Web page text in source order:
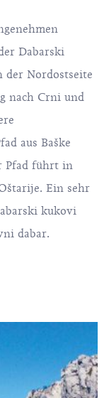
Dabarski
Nordostseite
nach Crni und
aus Baške
Pfad führt in
Ein sehr
kukovi
dabar.